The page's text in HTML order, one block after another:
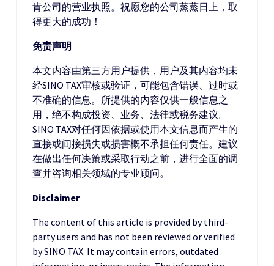
肯公司的营业执照。祝愿您的公司蒸蒸日上，取
得更大的成功！
免责声明
本文内容由第三方用户提供，用户及其内容均未
经SINO TAX审核或验证，可能包含错误、过时或
不准确的信息。所提供的内容仅供一般信息之
用，绝不构成投资、业务、法律或税务建议。
SINO TAX对任何因依据或使用本文信息而产生的
直接或间接损失或损害概不承担任何责任。建议
在做出任何决策或采取行动之前，进行全面的调
查并咨询相关领域的专业顾问。
Disclaimer
The content of this article is provided by third-
party users and has not been reviewed or verified
by SINO TAX. It may contain errors, outdated